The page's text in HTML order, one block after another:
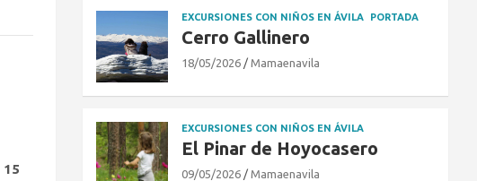
15
EXCURSIONES CON NIÑOS EN ÁVILA PORTADA
Cerro Gallinero
18/05/2026 Mamaenavila
EXCURSIONES CON NIÑOS EN ÁVILA
El Pinar de Hoyocasero
09/05/2026 Mamaenavila